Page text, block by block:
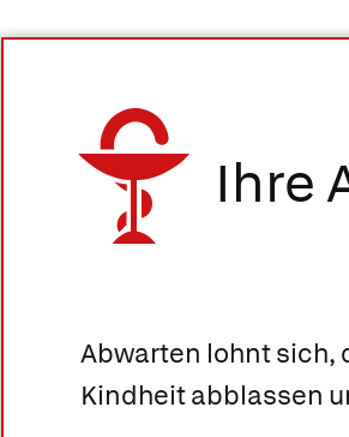
Ihre
Abwarten lohnt sich,
Kindheit abblassen